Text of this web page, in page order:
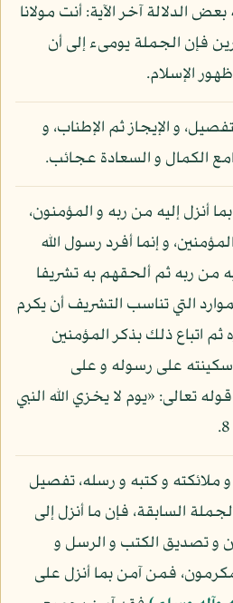
الدلالة آخر الآية: أنت مولانا
فإن الجملة يومىء إلى أن
الإسلام.
و الإيجاز ثم الإطناب، و
الكمال و السعادة عجائب.
أنزل إليه من ربه و المؤمنون،
و إنما أفرد رسول الله
من ربه ثم ألحقهم به تشريفا
التي تناسب التشريف أن يكرم
ثم اتباع ذلك بذكر المؤمنين
سكينته على رسوله و على
الفتح - 26، و قوله تعالى: «يوم لا يخزي الله النبي
ملائكته و كتبه و رسله، تفصيل
السابقة، فإن ما أنزل إلى
و تصديق الكتب و الرسل و
فمن آمن بما أنزل على